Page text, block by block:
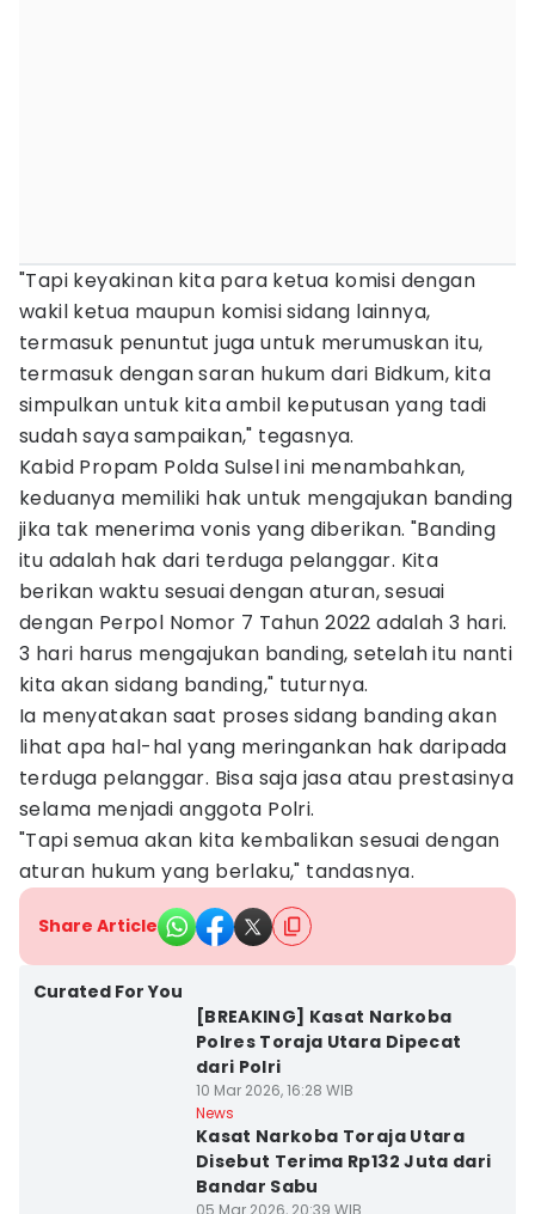
"Tapi keyakinan kita para ketua komisi dengan
wakil ketua maupun komisi sidang lainnya,
termasuk penuntut juga untuk merumuskan itu,
termasuk dengan saran hukum dari Bidkum, kita
simpulkan untuk kita ambil keputusan yang tadi
sudah saya sampaikan," tegasnya.
Kabid Propam Polda Sulsel ini menambahkan,
keduanya memiliki hak untuk mengajukan banding
jika tak menerima vonis yang diberikan. "Banding
itu adalah hak dari terduga pelanggar. Kita
berikan waktu sesuai dengan aturan, sesuai
dengan Perpol Nomor 7 Tahun 2022 adalah 3 hari.
3 hari harus mengajukan banding, setelah itu nanti
kita akan sidang banding," tuturnya.
Ia menyatakan saat proses sidang banding akan
lihat apa hal-hal yang meringankan hak daripada
terduga pelanggar. Bisa saja jasa atau prestasinya
selama menjadi anggota Polri.
"Tapi semua akan kita kembalikan sesuai dengan
aturan hukum yang berlaku," tandasnya.
Share Article
Curated For You
[BREAKING] Kasat Narkoba
Polres Toraja Utara Dipecat
dari Polri
10 Mar 2026, 16:28 WIB
News
Kasat Narkoba Toraja Utara
Disebut Terima Rp132 Juta dari
Bandar Sabu
05 Mar 2026, 20:39 WIB